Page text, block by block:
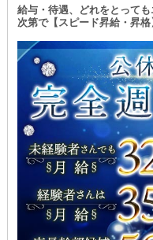
給与・待遇、どれをとって
次第で【スピード昇給・昇格